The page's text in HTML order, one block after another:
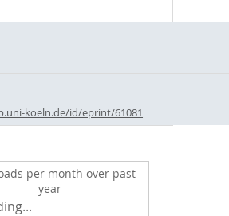
koeln.de/id/eprint/61081
per month over past
year